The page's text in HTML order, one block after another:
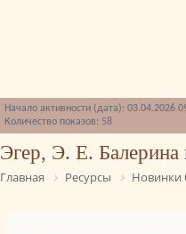
Начало активности (дата): 03.04.2026
Количество показов: 58
Эгер, Э. Е.
Главная Ресурсы Новинки